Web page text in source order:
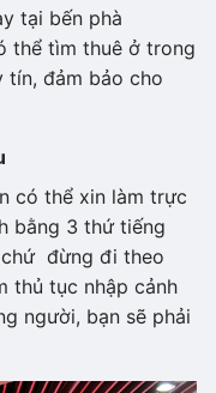
tại bến phà
thể tìm thuê ở trong
tín, đảm bảo cho
có thể xin làm trực
bằng 3 thứ tiếng
chứ đừng đi theo
thủ tục nhập cảnh
người, bạn sẽ phải